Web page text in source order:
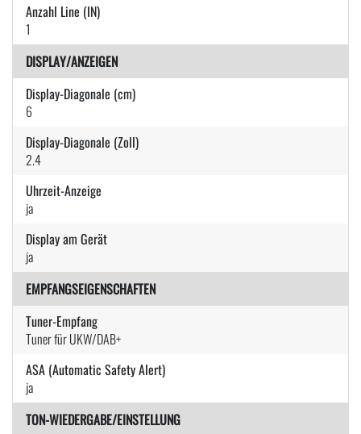
Anzahl Line (IN)
1
DISPLAY/ANZEIGEN
Display-Diagonale (cm)
6
Display-Diagonale (Zoll)
2.4
Uhrzeit-Anzeige
ja
Display am Gerät
ja
EMPFANGSEIGENSCHAFTEN
Tuner-Empfang
Tuner für UKW/DAB+
ASA (Automatic Safety Alert)
ja
TON-WIEDERGABE/EINSTELLUNG